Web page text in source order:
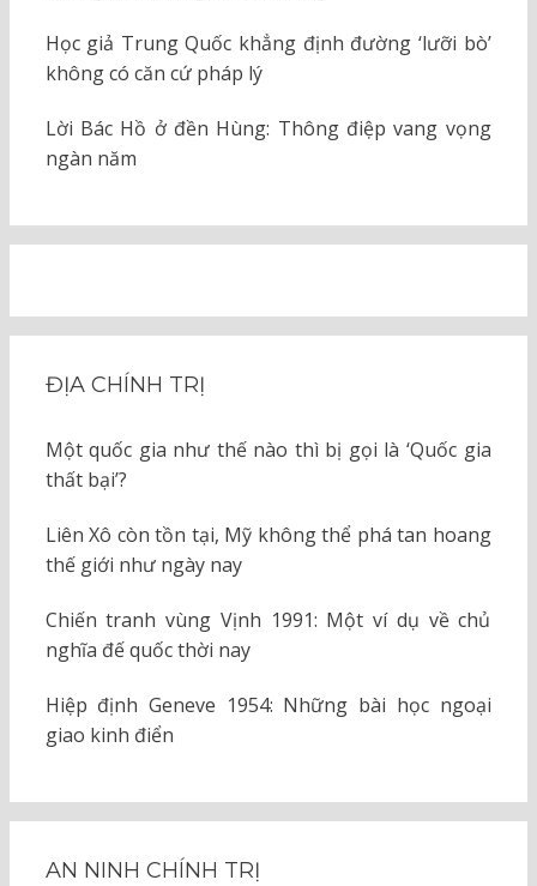
Học giả Trung Quốc khẳng định đường ‘lưỡi bò’
không có căn cứ pháp lý
Lời Bác Hồ ở đền Hùng: Thông điệp vang vọng
ngàn năm
ĐỊA CHÍNH TRỊ
Một quốc gia như thế nào thì bị gọi là ‘Quốc gia
thất bại’?
Liên Xô còn tồn tại, Mỹ không thể phá tan hoang
thế giới như ngày nay
Chiến tranh vùng Vịnh 1991: Một ví dụ về chủ
nghĩa đế quốc thời nay
Hiệp định Geneve 1954: Những bài học ngoại
giao kinh điển
AN NINH CHÍNH TRỊ